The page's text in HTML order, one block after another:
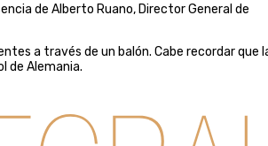
de Alberto Ruano, Director General de
a través de un balón. Cabe recordar que
de Alemania.